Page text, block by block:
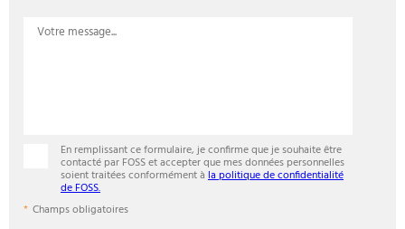
En remplissant ce formulaire, je confirme que je souhaite être
contacté par FOSS et accepter que mes données personnelles
soient traitées conformément à la politique de confidentialité
de FOSS.
Champs obligatoires